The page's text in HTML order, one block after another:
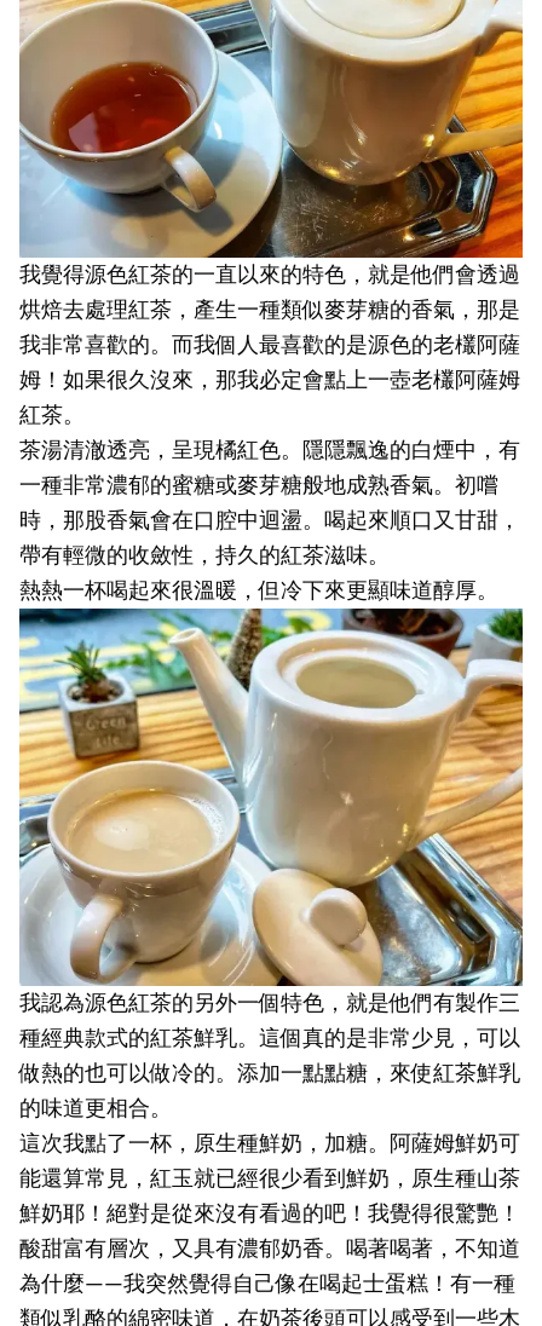
我覺得源色紅茶的一直以來的特色，就是他們會透過
烘焙去處理紅茶，產生一種類似麥芽糖的香氣，那是
我非常喜歡的。而我個人最喜歡的是源色的老欉阿薩
姆！如果很久沒來，那我必定會點上一壺老欉阿薩姆
紅茶。
茶湯清澈透亮，呈現橘紅色。隱隱飄逸的白煙中，有
一種非常濃郁的蜜糖或麥芽糖般地成熟香氣。初嚐
時，那股香氣會在口腔中迴盪。喝起來順口又甘甜，
帶有輕微的收斂性，持久的紅茶滋味。
熱熱一杯喝起來很溫暖，但冷下來更顯味道醇厚。
我認為源色紅茶的另外一個特色，就是他們有製作三
種經典款式的紅茶鮮乳。這個真的是非常少見，可以
做熱的也可以做冷的。添加一點點糖，來使紅茶鮮乳
的味道更相合。
這次我點了一杯，原生種鮮奶，加糖。阿薩姆鮮奶可
能還算常見，紅玉就已經很少看到鮮奶，原生種山茶
鮮奶耶！絕對是從來沒有看過的吧！我覺得很驚艷！
酸甜富有層次，又具有濃郁奶香。喝著喝著，不知道
為什麼——我突然覺得自己像在喝起士蛋糕！有一種
類似乳酪的綿密味道，在奶茶後頭可以感受到一些木